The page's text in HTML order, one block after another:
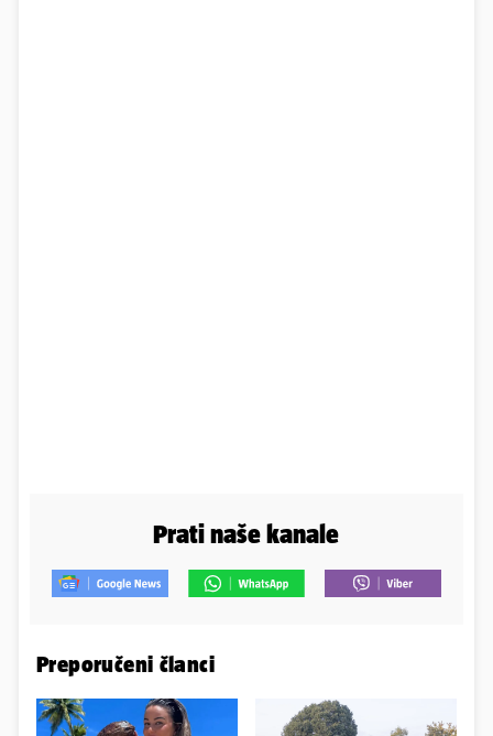
Prati naše kanale
Preporučeni članci